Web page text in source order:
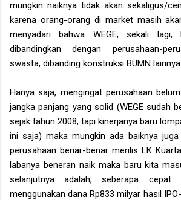
mungkin naiknya tidak akan sekaligus/
karena orang-orang di market masih
menyadari bahwa WEGE, sekali
dibandingkan dengan perusahaan-
swasta, dibanding konstruksi BUMN lainnya.
Hanya saja, mengingat perusahaan
jangka panjang yang solid (WEGE sudah
sejak tahun 2008, tapi kinerjanya baru
ini saja) maka mungkin ada baiknya
perusahaan benar-benar merilis LK
labanya beneran naik maka baru kita
selanjutnya adalah, seberapa cepat
menggunakan dana Rp833 milyar hasil